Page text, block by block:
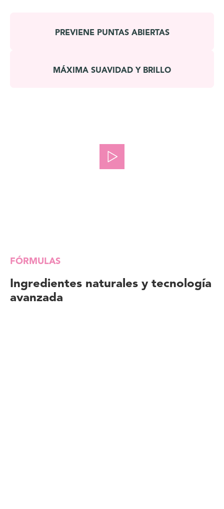
PREVIENE PUNTAS ABIERTAS
MÁXIMA SUAVIDAD Y BRILLO
FÓRMULAS
Ingredientes naturales y tecnología
avanzada